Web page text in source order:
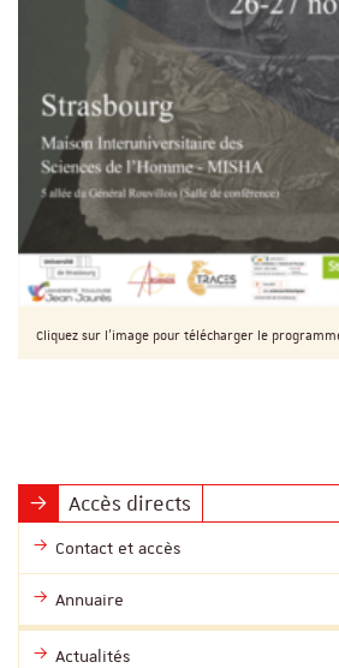
Cliquez sur l'image pour télécharger le
Accès directs
Contact et accès
Annuaire
Actualités